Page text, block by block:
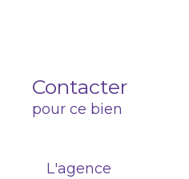
Contacter
pour ce bien
L'agence